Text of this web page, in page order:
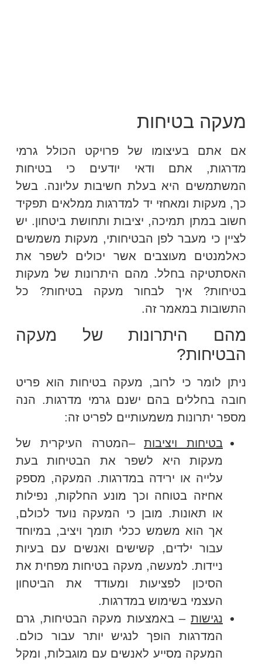
מעקה בטיחות
אם אתם בעיצומו של פרויקט הכולל גרמי
מדרגות, אתם ודאי יודעים כי בטיחות
המשתמשים היא בעלת חשיבות עליונה. בשל
כך, מעקות ומאחזי יד למדרגות ממלאים תפקיד
חשוב במתן תמיכה, יציבות ותחושת ביטחון. יש
לציין כי מעבר לפן הבטיחותי, מעקות משמשים
כאלמנטים מעוצבים אשר יכולים לשפר את
האסתטיקה בחלל. מהם היתרונות של מעקות
בטיחות? איך לבחור מעקה בטיחות? כל
התשובות במאמר זה.
מהם היתרונות של מעקה
הבטיחות?
ניתן לומר כי לרוב, מעקה בטיחות הוא פריט
חובה בחללים בהם ישנם גרמי מדרגות. הנה
מספר יתרונות משמעותיים לפריט זה:
בטיחות ויציבות–המטרה העיקרית של
מעקות היא לשפר את הבטיחות בעת
עלייה או ירידה במדרגות. המעקה, מספק
אחיזה בטוחה וכך מונע החלקות, נפילות
או תאונות. מובן כי המעקה נועד לכולם,
אך הוא משמש ככלי תומך ויציב, במיוחד
עבור ילדים, קשישים ואנשים עם בעיות
ניידות. למעשה, מעקה בטיחות מפחית את
הסיכון לפציעות ומעודד את הביטחון
העצמי בשימוש במדרגות.
נגישות– באמצעות מעקה הבטיחות, גרם
המדרגות הופך לנגיש יותר עבור כולם.
המעקה מסייע לאנשים עם מוגבלות, ומקל